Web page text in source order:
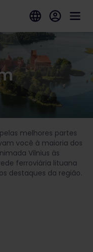
melhores partes
você à maioria dos
Vilnius às
ferroviária lituana
destaques da região.